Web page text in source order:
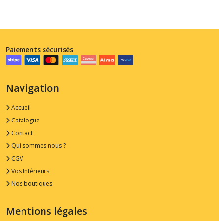
Paiements sécurisés
Navigation
Accueil
Catalogue
Contact
Qui sommes nous ?
CGV
Vos Intérieurs
Nos boutiques
Mentions légales